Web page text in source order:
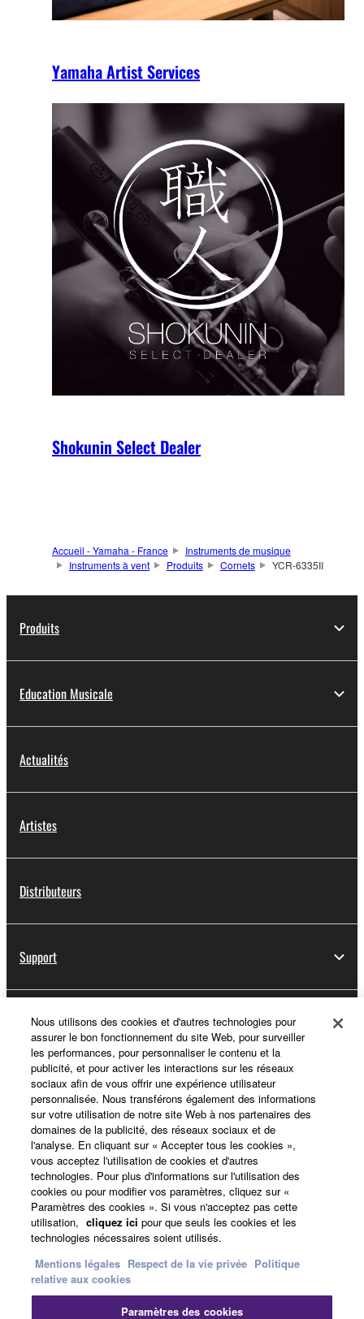
Yamaha Artist Services
Shokunin Select Dealer
Accueil - Yamaha - France
Instruments de musique
Instruments à vent
Produits Cornets YCR-6335II
Produits
Education Musicale
Actualités
Artistes
Distributeurs
Support
Yamaha Music ID - Enregistrement
A propos de Yamaha
France - French
Professionnel
Nous utilisons des cookies et d'autres technologies pour
assurer le bon fonctionnement du site Web, pour surveiller
les performances, pour personnaliser le contenu et la
publicité, et pour activer les interactions sur les réseaux
sociaux afin de vous offrir une expérience utilisateur
personnalisée. Nous transférons également des informations
sur votre utilisation de notre site Web à nos partenaires des
domaines de la publicité, des réseaux sociaux et de
l'analyse. En cliquant sur « Accepter tous les cookies »,
vous acceptez l'utilisation de cookies et d'autres
technologies. Pour plus d'informations sur l'utilisation des
cookies ou pour modifier vos paramètres, cliquez sur «
Paramètres des cookies ». Si vous n'acceptez pas cette
utilisation, cliquez ici pour que seuls les cookies et les
technologies nécessaires soient utilisés.
Mentions légales Respect de la vie privée Politique
relative aux cookies
Paramètres des cookies